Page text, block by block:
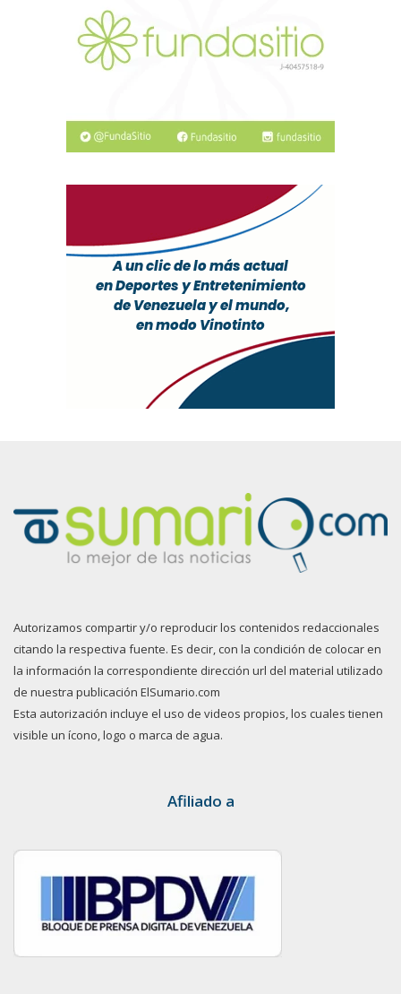
Autorizamos compartir y/o reproducir los contenidos redaccionales
citando la respectiva fuente. Es decir, con la condición de colocar en
la información la correspondiente dirección url del material utilizado
de nuestra publicación ElSumario.com
Esta autorización incluye el uso de videos propios, los cuales tienen
visible un ícono, logo o marca de agua.
Afiliado a